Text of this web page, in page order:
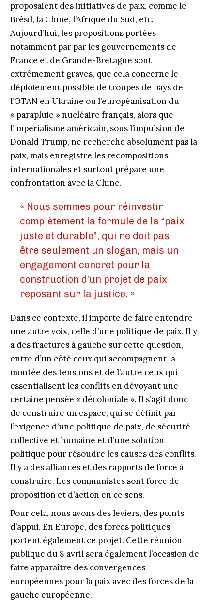
proposaient des initiatives de paix, comme le
Brésil, la Chine, l’Afrique du Sud, etc.
Aujourd’hui, les propositions portées
notamment par par les gouvernements de
France et de Grande-Bretagne sont
extrêmement graves, que cela concerne le
déploiement possible de troupes de pays de
l’OTAN en Ukraine ou l’européanisation du
« parapluie » nucléaire français, alors que
l’impérialisme américain, sous l’impulsion de
Donald Trump, ne recherche absolument pas la
paix, mais enregistre les recompositions
internationales et surtout prépare une
confrontation avec la Chine.
« Nous sommes pour réinvestir
complètement la formule de la “paix
juste et durable”, qui ne doit pas
être seulement un slogan, mais un
engagement concret pour la
construction d’un projet de paix
reposant sur la justice. »
Dans ce contexte, il importe de faire entendre
une autre voix, celle d’une politique de paix. Il y
a des fractures à gauche sur cette question,
entre d’un côté ceux qui accompagnent la
montée des tensions et de l’autre ceux qui
essentialisent les conflits en dévoyant une
certaine pensée « décoloniale ». Il s’agit donc
de construire un espace, qui se définit par
l’exigence d’une politique de paix, de sécurité
collective et humaine et d’une solution
politique pour résoudre les causes des conflits.
Il y a des alliances et des rapports de force à
construire. Les communistes sont force de
proposition et d’action en ce sens.
Pour cela, nous avons des leviers, des points
d’appui. En Europe, des forces politiques
portent également ce projet. Cette réunion
publique du 8 avril sera également l’occasion de
faire apparaître des convergences
européennes pour la paix avec des forces de la
gauche européenne.